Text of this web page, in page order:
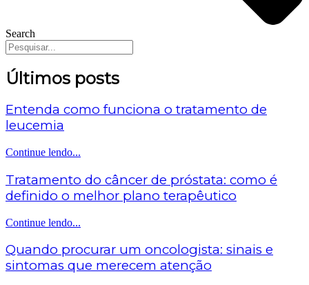
Search
Últimos posts
Entenda como funciona o tratamento de
leucemia
Continue lendo...
Tratamento do câncer de próstata: como é
definido o melhor plano terapêutico
Continue lendo...
Quando procurar um oncologista: sinais e
sintomas que merecem atenção